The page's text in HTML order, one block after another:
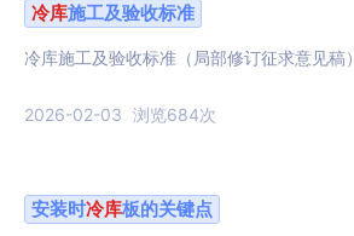
冷库施工及验收标准
冷库施工及验收标准（局部修订征求意见稿）
2026-02-03 浏览684次
安装时冷库板的关键点